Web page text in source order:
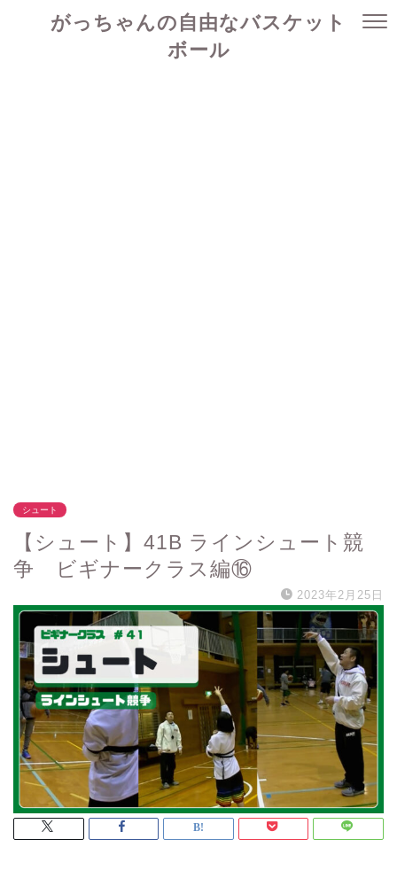
がっちゃんの自由なバスケット
ボール
シュート
【シュート】41B ラインシュート競
争 ビギナークラス編⑯
2023年2月25日